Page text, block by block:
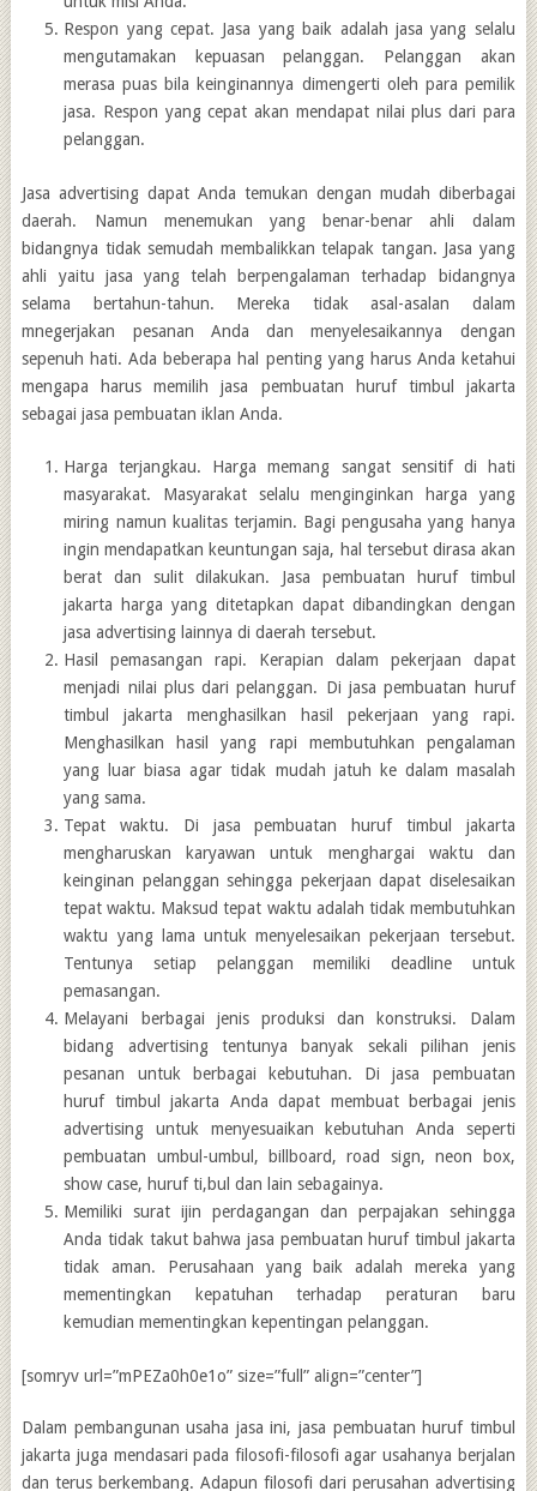
Respon yang cepat. Jasa yang baik adalah jasa yang selalu
mengutamakan kepuasan pelanggan. Pelanggan akan
merasa puas bila keinginannya dimengerti oleh para pemilik
jasa. Respon yang cepat akan mendapat nilai plus dari para
pelanggan.
Jasa advertising dapat Anda temukan dengan mudah diberbagai
daerah. Namun menemukan yang benar-benar ahli dalam
bidangnya tidak semudah membalikkan telapak tangan. Jasa yang
ahli yaitu jasa yang telah berpengalaman terhadap bidangnya
selama bertahun-tahun. Mereka tidak asal-asalan dalam
mnegerjakan pesanan Anda dan menyelesaikannya dengan
sepenuh hati. Ada beberapa hal penting yang harus Anda ketahui
mengapa harus memilih jasa pembuatan huruf timbul jakarta
sebagai jasa pembuatan iklan Anda.
Harga terjangkau. Harga memang sangat sensitif di hati
masyarakat. Masyarakat selalu menginginkan harga yang
miring namun kualitas terjamin. Bagi pengusaha yang hanya
ingin mendapatkan keuntungan saja, hal tersebut dirasa akan
berat dan sulit dilakukan. Jasa pembuatan huruf timbul
jakarta harga yang ditetapkan dapat dibandingkan dengan
jasa advertising lainnya di daerah tersebut.
Hasil pemasangan rapi. Kerapian dalam pekerjaan dapat
menjadi nilai plus dari pelanggan. Di jasa pembuatan huruf
timbul jakarta menghasilkan hasil pekerjaan yang rapi.
Menghasilkan hasil yang rapi membutuhkan pengalaman
yang luar biasa agar tidak mudah jatuh ke dalam masalah
yang sama.
Tepat waktu. Di jasa pembuatan huruf timbul jakarta
mengharuskan karyawan untuk menghargai waktu dan
keinginan pelanggan sehingga pekerjaan dapat diselesaikan
tepat waktu. Maksud tepat waktu adalah tidak membutuhkan
waktu yang lama untuk menyelesaikan pekerjaan tersebut.
Tentunya setiap pelanggan memiliki deadline untuk
pemasangan.
Melayani berbagai jenis produksi dan konstruksi. Dalam
bidang advertising tentunya banyak sekali pilihan jenis
pesanan untuk berbagai kebutuhan. Di jasa pembuatan
huruf timbul jakarta Anda dapat membuat berbagai jenis
advertising untuk menyesuaikan kebutuhan Anda seperti
pembuatan umbul-umbul, billboard, road sign, neon box,
show case, huruf ti,bul dan lain sebagainya.
Memiliki surat ijin perdagangan dan perpajakan sehingga
Anda tidak takut bahwa jasa pembuatan huruf timbul jakarta
tidak aman. Perusahaan yang baik adalah mereka yang
mementingkan kepatuhan terhadap peraturan baru
kemudian mementingkan kepentingan pelanggan.
[somryv url=”mPEZa0h0e1o” size=”full” align=”center”]
Dalam pembangunan usaha jasa ini, jasa pembuatan huruf timbul
jakarta juga mendasari pada filosofi-filosofi agar usahanya berjalan
dan terus berkembang. Adapun filosofi dari perusahan advertising